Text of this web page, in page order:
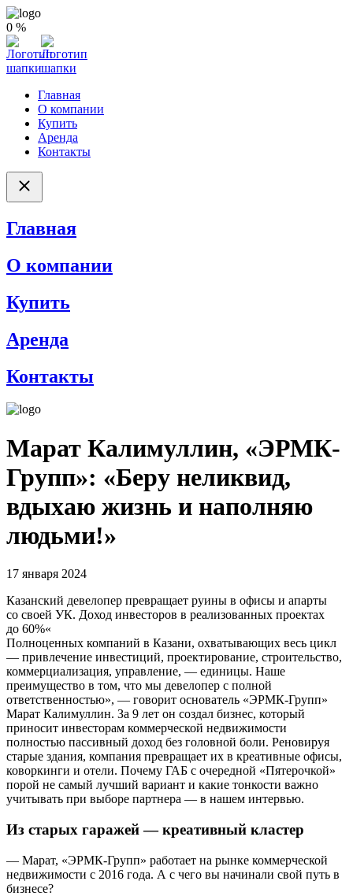
0 %
Главная
О компании
Купить
Аренда
Контакты
Главная
О компании
Купить
Аренда
Контакты
Марат Калимуллин, «ЭРМК-
Групп»: «Беру неликвид,
вдыхаю жизнь и наполняю
людьми!»
17 января 2024
Казанский девелопер превращает руины в офисы и апарты
со своей УК. Доход инвесторов в реализованных проектах
до 60%«
Полноценных компаний в Казани, охватывающих весь цикл
— привлечение инвестиций, проектирование, строительство,
коммерциализация, управление, — единицы. Наше
преимущество в том, что мы девелопер с полной
ответственностью», — говорит основатель «ЭРМК-Групп»
Марат Калимуллин. За 9 лет он создал бизнес, который
приносит инвесторам коммерческой недвижимости
полностью пассивный доход без головной боли. Реновируя
старые здания, компания превращает их в креативные офисы,
коворкинги и отели. Почему ГАБ с очередной «Пятерочкой»
порой не самый лучший вариант и какие тонкости важно
учитывать при выборе партнера — в нашем интервью.
Из старых гаражей — креативный кластер
— Марат, «ЭРМК-Групп» работает на рынке коммерческой
недвижимости с 2016 года. А с чего вы начинали свой путь в
бизнесе?